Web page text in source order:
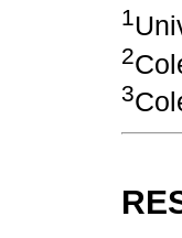
1
2
3